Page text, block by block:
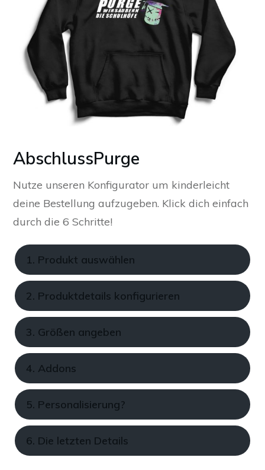
AbschlussPurge
Nutze unseren Konfigurator um kinderleicht
deine Bestellung aufzugeben. Klick dich einfach
durch die 6 Schritte!
1. Produkt auswählen
2. Produktdetails konfigurieren
3. Größen angeben
4. Addons
5. Personalisierung?
6. Die letzten Details